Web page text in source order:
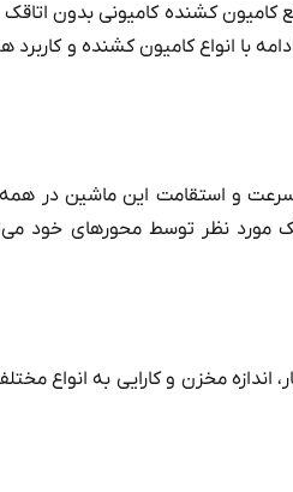
کشنده کامیونی بدون
تا ۱۰۰ تنی به آن متصل می‌شود. در ادامه با انواع کامیون کشنده و
سرعت و استقامت این ماشین در
مورد نظر توسط محورهای خود
مخزن و کارایی به انواع